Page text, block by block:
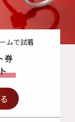
ムで試着
券